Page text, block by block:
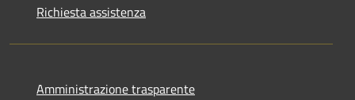
Richiesta assistenza
Amministrazione trasparente